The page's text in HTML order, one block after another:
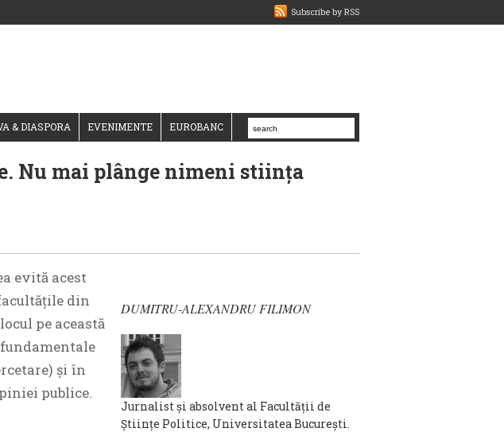
Subscribe by RSS
& DIASPORA EVENIMENTE EUROBANC
Nu mai plânge nimeni stiinţa
evită acest
din
pe această
şi în
publice.
DUMITRU-ALEXANDRU FILIMON
Jurnalist şi absolvent al Facultăţii de
Ştiinţe Politice, Universitatea Bucureşti.